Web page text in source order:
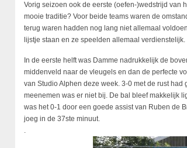
Vorig seizoen ook de eerste (oefen-)wedstrijd van
mooie traditie? Voor beide teams waren de
terug waren hadden nog lang niet allemaal
lijstje staan en ze speelden allemaal
In de eerste helft was Damme nadrukkelijk de
middenveld naar de vleugels en dan de perfecte
van Studio Alphen deze week. 3-0 met de rust
meenemen was er niet bij. De bal bleef makkelijk
was het 0-1 door een goede assist van Ruben de
joeg in de 37ste minuut.
.